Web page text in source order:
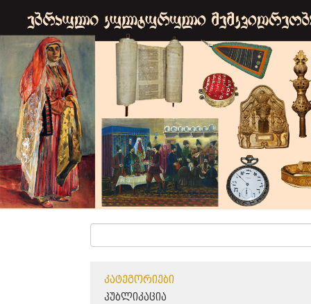
ᲙᲐᲢᲔᲒᲝᲠᲘᲔᲑᲘ
ᲞᲣᲑᲚᲘᲙᲐᲪᲘᲐ